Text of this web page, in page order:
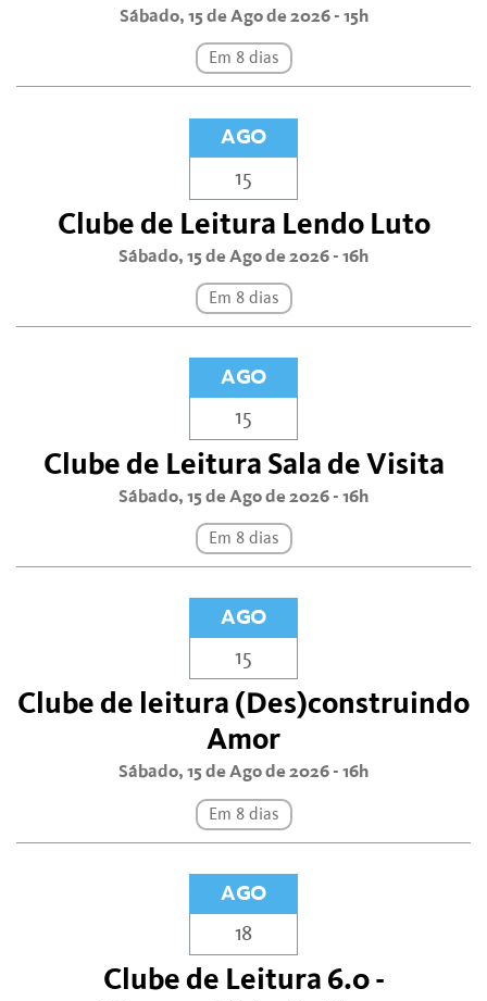
Sábado, 15 de Ago de 2026 - 15h
Em 8 dias
AGO
15
Clube de Leitura Lendo Luto
Sábado, 15 de Ago de 2026 - 16h
Em 8 dias
AGO
15
Clube de Leitura Sala de Visita
Sábado, 15 de Ago de 2026 - 16h
Em 8 dias
AGO
15
Clube de leitura (Des)construindo
Amor
Sábado, 15 de Ago de 2026 - 16h
Em 8 dias
AGO
18
Clube de Leitura 6.0 -